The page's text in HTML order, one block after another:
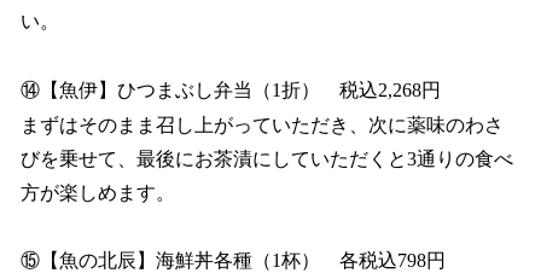
い。
⑭【魚伊】ひつまぶし弁当（1折） 税込2,268円
まずはそのまま召し上がっていただき、次に薬味のわさ
びを乗せて、最後にお茶漬にしていただくと3通りの食べ
方が楽しめます。
⑮【魚の北辰】海鮮丼各種（1杯） 各税込798円